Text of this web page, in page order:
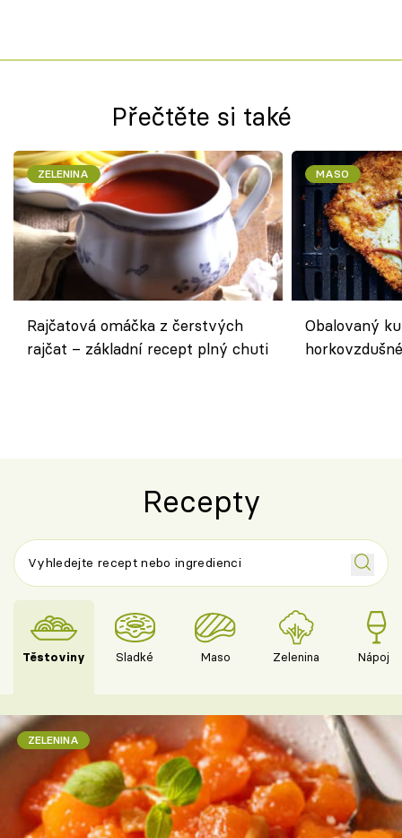
Přečtěte si také
ZELENINA
Rajčatová omáčka z čerstvých
rajčat – základní recept plný chuti
MASO
Obalovaný
Recepty
Těstoviny Sladké Maso Zelenina Nápoje
ZELENINA